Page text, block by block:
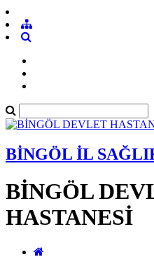
BİNGÖL İL
BİNGÖL
HASTANESİ